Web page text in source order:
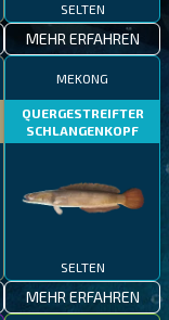
SELTEN
MEHR ERFAHREN
MEKONG
QUERGESTREIFTER
SCHLANGENKOPF
SELTEN
MEHR ERFAHREN